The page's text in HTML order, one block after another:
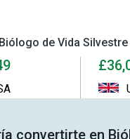
de Vida Silvestre
convertirte en